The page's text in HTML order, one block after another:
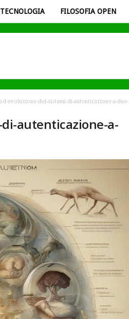
TECNOLOGIA FILOSOFIA OPEN
evoluzione-dei-sistemi-di-autenticazione-a-due-
autenticazione-a-